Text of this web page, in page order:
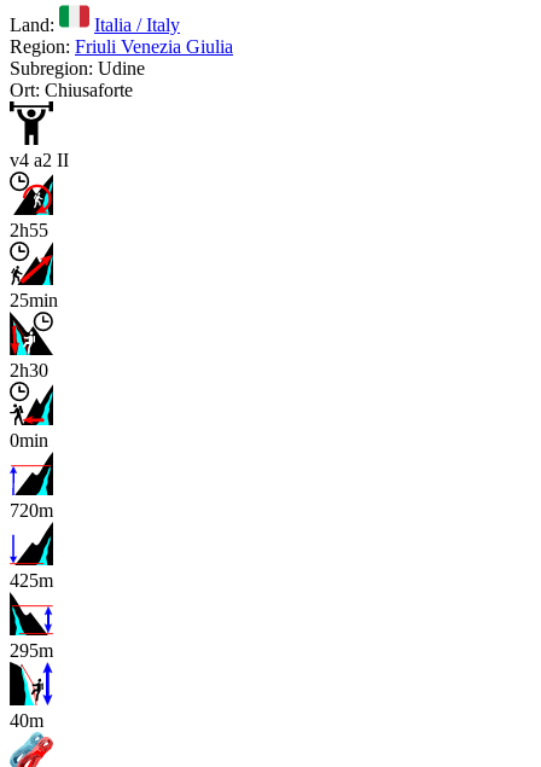
Land:
Italia / Italy
Region: Friuli Venezia Giulia
Subregion: Udine
Ort: Chiusaforte
v4 a2 II
2h55
25min
2h30
0min
720m
425m
295m
x
40m